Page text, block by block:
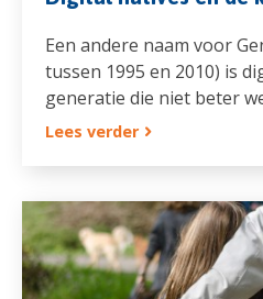
Een andere naam voor
tussen 1995 en 2010) is
generatie die niet beter
Lees verder